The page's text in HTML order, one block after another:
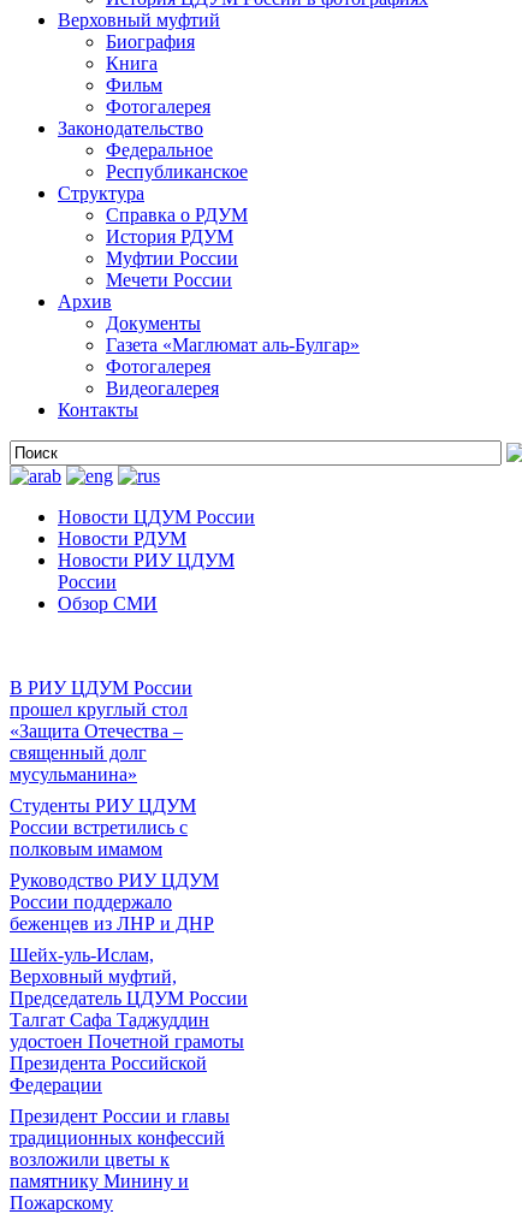
Верховный муфтий
Биография
Книга
Фильм
Фотогалерея
Законодательство
Федеральное
Республиканское
Структура
Справка о РДУМ
История РДУМ
Муфтии России
Мечети России
Архив
Документы
Газета «Маглюмат аль-Булгар»
Фотогалерея
Видеогалерея
Контакты
Новости ЦДУМ России
Новости РДУМ
Новости РИУ ЦДУМ
России
Обзор СМИ
В РИУ ЦДУМ России
прошел круглый стол
«Защита Отечества –
священный долг
мусульманина»
Студенты РИУ ЦДУМ
России встретились с
полковым имамом
Руководство РИУ ЦДУМ
России поддержало
беженцев из ЛНР и ДНР
Шейх-уль-Ислам,
Верховный муфтий,
Председатель ЦДУМ России
Талгат Сафа Таджуддин
удостоен Почетной грамоты
Президента Российской
Федерации
Президент России и главы
традиционных конфессий
возложили цветы к
памятнику Минину и
Пожарскому